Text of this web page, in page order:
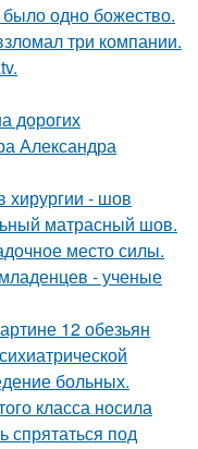
одно божество.
три компании.
дорогих
Александра
хирургии - шов
матрасный шов.
место силы.
- ученые
12 обезьян
больных.
класса носила
спрятаться под